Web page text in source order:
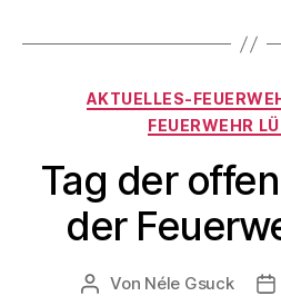
AKTUELLES-
FEUERWEHR
Tag der
der
Von Néle Gsuck